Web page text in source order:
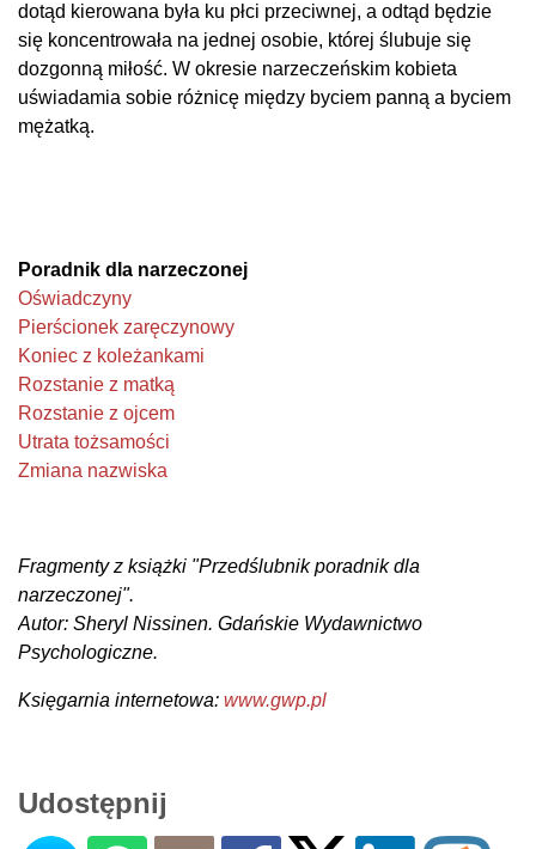
dotąd kierowana była ku płci przeciwnej, a odtąd będzie
się koncentrowała na jednej osobie, której ślubuje się
dozgonną miłość. W okresie narzeczeńskim kobieta
uświadamia sobie różnicę między byciem panną a byciem
mężatką.
Poradnik dla narzeczonej
Oświadczyny
Pierścionek zaręczynowy
Koniec z koleżankami
Rozstanie z matką
Rozstanie z ojcem
Utrata tożsamości
Zmiana nazwiska
Fragmenty z książki "Przedślubnik poradnik dla
narzeczonej".
Autor: Sheryl Nissinen. Gdańskie Wydawnictwo
Psychologiczne.
Księgarnia internetowa: www.gwp.pl
Udostępnij